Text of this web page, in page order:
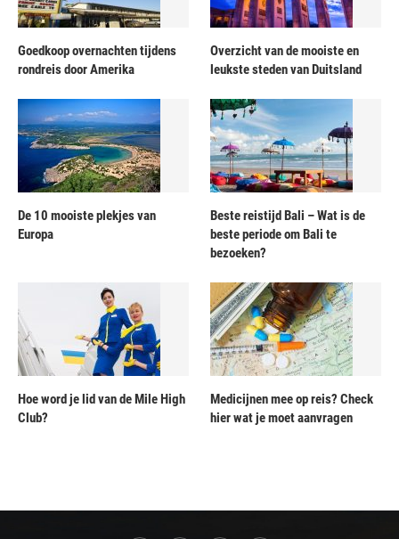
Goedkoop overnachten tijdens
rondreis door Amerika
Overzicht van de mooiste en
leukste steden van Duitsland
De 10 mooiste plekjes van
Europa
Beste reistijd Bali – Wat is de
beste periode om Bali te
bezoeken?
Hoe word je lid van de Mile High
Club?
Medicijnen mee op reis? Check
hier wat je moet aanvragen